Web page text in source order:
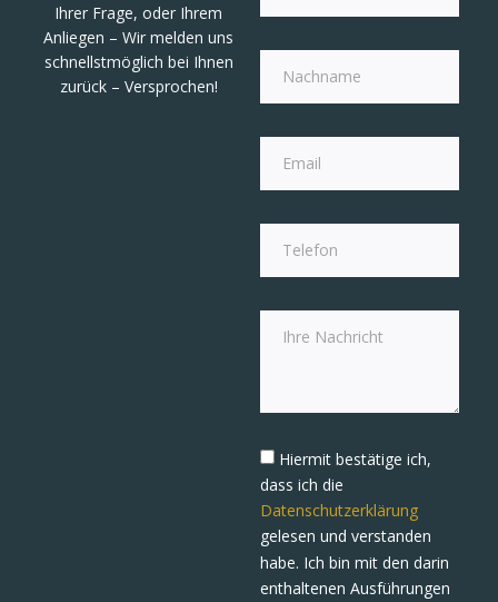
Ihrer Frage, oder Ihrem
Anliegen – Wir melden uns
schnellstmöglich bei Ihnen
zurück – Versprochen!
Hiermit bestätige ich,
dass ich die
Datenschutzerklärung
gelesen und verstanden
habe. Ich bin mit den darin
enthaltenen Ausführungen